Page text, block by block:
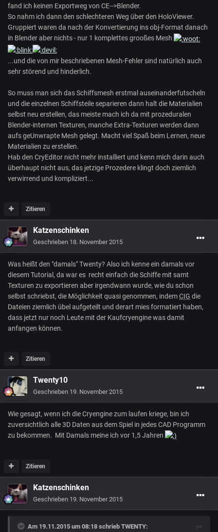
fand ich keinen Exportweg von CE-->Blender.
So nahm ich dann den schlechteren Weg über den HoloViewer.
Gruppiert waren da nach der Konvertierung ins obj-Format danach
in Blender aber nichts - nur 1 komplettes grooßes Mesh
...und die von mir beschriebenen Mesh-Fehler sind natürlich auch
sehr störend und hinderlich.
So muss man sich das Schiffsmesh erstmal auseinanderfutscheln
und die einzelnen Schiffsteile separieren dann halt die Materialien
selbst neu erstellen, das meiste mach ich da mit prozeduralen
Blender-internen Texturen, manche Extra-Texturen werden dann
aufs geUnwrapte Mesh gelegt. Macht viel Spaß beim Lernen, neue
Materialien zu erstellen.
Hab den CryEditor nicht mehr installiert und kenn mich darin auch
überhaupt nicht aus, das jetzige Prozedere klingt doch ziemlich
verwirrend und kompliziert...
Zitieren
Katzenschinken
Geschrieben 18. November 2015
Was heißt den "damals" Twenty? Also ich kenne ein damals vor
diesem Tutorial, da war es recht einfach die Schiffe mit samt
Texturen zu exportieren aber irgendwann wurde, wie du schon
selbst schriebst, die Möglichkeit quasi genommen, indemCIG die
Dateien ziemlich übel aufgeteilt und derart mies formatiert haben,
dass jetzt nur noch Leute mit der Kaufcryengine was damit
anfangen können.
Zitieren
Twenty10
Geschrieben 19. November 2015
Wie gesagt, wenn ich die Cryengine zum laufen kriege, bin ich
zuversichtlich alle 3D Daten aus dem Spiel in jedes CAD Programm
zu bekommen. Mit Damals meine ich vor 1,5 Jahren
Zitieren
Katzenschinken
Geschrieben 19. November 2015
Am 19.11.2015 um 08:18 schrieb TWENTY: